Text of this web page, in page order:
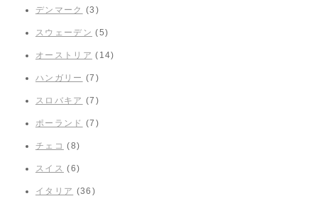
デンマーク (3)
スウェーデン (5)
オーストリア (14)
ハンガリー (7)
スロバキア (7)
ポーランド (7)
チェコ (8)
スイス (6)
イタリア (36)